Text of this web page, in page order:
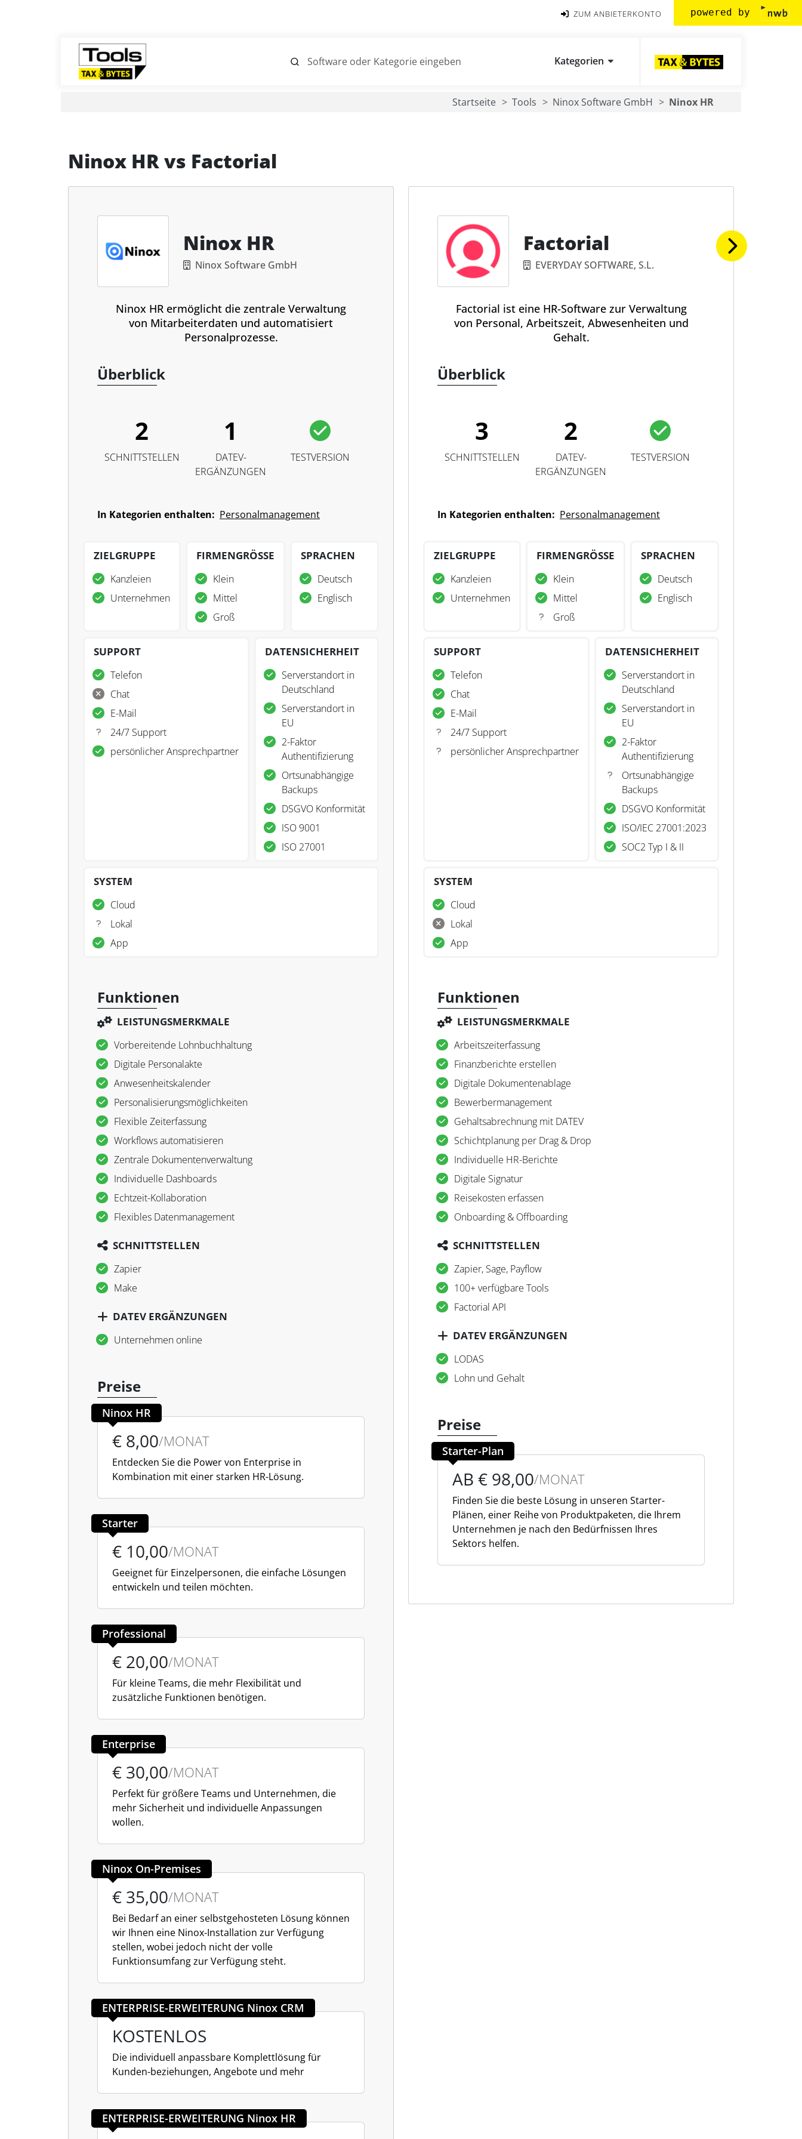
ZUM ANBIETERKONTO powered by
Kategorien
Startseite Tools Ninox Software GmbH Ninox HR
Ninox HRvs Factorial
Ninox HR
Ninox Software GmbH
Ninox HR ermöglicht die zentrale Verwaltung
von Mitarbeiterdaten und automatisiert
Personalprozesse.
Überblick
2
SCHNITTSTELLEN
1
DATEV-
ERGÄNZUNGEN
TESTVERSION
In Kategorien enthalten: Personalmanagement
ZIELGRUPPE
Kanzleien
Unternehmen
FIRMENGRÖSSE
Klein
Mittel
Groß
SPRACHEN
Deutsch
Englisch
SUPPORT
Telefon
Chat
E-Mail
24/7 Support
persönlicher Ansprechpartner
DATENSICHERHEIT
Serverstandort in
Deutschland
Serverstandort in
EU
2-Faktor
Authentifizierung
Ortsunabhängige
Backups
DSGVO Konformität
ISO 9001
ISO 27001
SYSTEM
Cloud
Lokal
App
Funktionen
LEISTUNGSMERKMALE
Vorbereitende Lohnbuchhaltung
Digitale Personalakte
Anwesenheitskalender
Personalisierungsmöglichkeiten
Flexible Zeiterfassung
Workflows automatisieren
Zentrale Dokumentenverwaltung
Individuelle Dashboards
Echtzeit-Kollaboration
Flexibles Datenmanagement
SCHNITTSTELLEN
Zapier
Make
DATEV ERGÄNZUNGEN
Unternehmen online
Preise
Ninox HR
€ 8,00/MONAT
Entdecken Sie die Power von Enterprise in
Kombination mit einer starken HR-Lösung.
Starter
€ 10,00/MONAT
Geeignet für Einzelpersonen, die einfache Lösungen
entwickeln und teilen möchten.
Professional
€ 20,00/MONAT
Für kleine Teams, die mehr Flexibilität und
zusätzliche Funktionen benötigen.
Enterprise
€ 30,00/MONAT
Perfekt für größere Teams und Unternehmen, die
mehr Sicherheit und individuelle Anpassungen
wollen.
Ninox On-Premises
€ 35,00/MONAT
Bei Bedarf an einer selbstgehosteten Lösung können
wir Ihnen eine Ninox-Installation zur Verfügung
stellen, wobei jedoch nicht der volle
Funktionsumfang zur Verfügung steht.
ENTERPRISE-ERWEITERUNG Ninox CRM
KOSTENLOS
Die individuell anpassbare Komplettlösung für
Kunden-beziehungen, Angebote und mehr
ENTERPRISE-ERWEITERUNG Ninox HR
Factorial
EVERYDAY SOFTWARE, S.L.
Factorial ist eine HR-Software zur Verwaltung
von Personal, Arbeitszeit, Abwesenheiten und
Gehalt.
Überblick
3
SCHNITTSTELLEN
2
DATEV-
ERGÄNZUNGEN
TESTVERSION
In Kategorien enthalten: Personalmanagement
ZIELGRUPPE
Kanzleien
Unternehmen
FIRMENGRÖSSE
Klein
Mittel
Groß
SPRACHEN
Deutsch
Englisch
SUPPORT
Telefon
Chat
E-Mail
24/7 Support
persönlicher Ansprechpartner
DATENSICHERHEIT
Serverstandort in
Deutschland
Serverstandort in
EU
2-Faktor
Authentifizierung
Ortsunabhängige
Backups
DSGVO Konformität
ISO/IEC 27001:2023
SOC2 Typ I & II
SYSTEM
Cloud
Lokal
App
Funktionen
LEISTUNGSMERKMALE
Arbeitszeiterfassung
Finanzberichte erstellen
Digitale Dokumentenablage
Bewerbermanagement
Gehaltsabrechnung mit DATEV
Schichtplanung per Drag & Drop
Individuelle HR-Berichte
Digitale Signatur
Reisekosten erfassen
Onboarding & Offboarding
SCHNITTSTELLEN
Zapier, Sage, Payflow
100+ verfügbare Tools
Factorial API
DATEV ERGÄNZUNGEN
LODAS
Lohn und Gehalt
Preise
Starter-Plan
AB € 98,00/MONAT
Finden Sie die beste Lösung in unseren Starter-
Plänen, einer Reihe von Produktpaketen, die Ihrem
Unternehmen je nach den Bedürfnissen Ihres
Sektors helfen.